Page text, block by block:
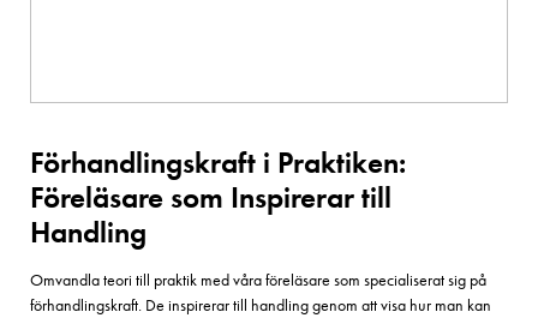
Förhandlingskraft i Praktiken:
Föreläsare som Inspirerar till
Handling
Omvandla teori till praktik med våra föreläsare som specialiserat sig på
förhandlingskraft. De inspirerar till handling genom att visa hur man kan